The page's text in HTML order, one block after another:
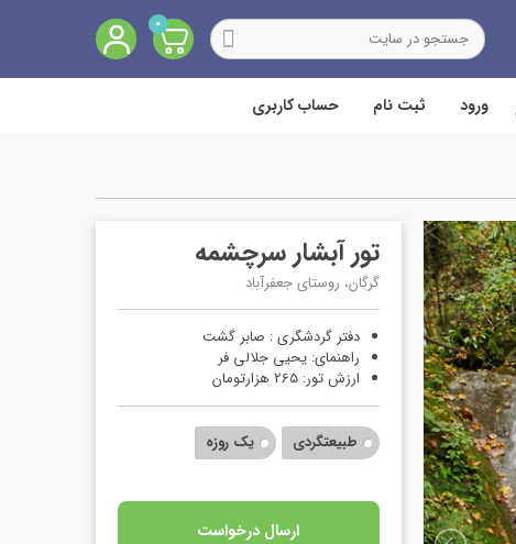
0
ورود ثبت نام حساب کاربری
تور آبشار سرچشمه
گرگان، روستای جعفرآباد
دفتر گردشگری : صابر گشت
راهنمای: یحیی جلالی فر
ارزش تور: 265 هزارتومان
طبیعتگردی یک روزه
ارسال درخواست